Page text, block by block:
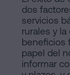
dos
servicios
rurales y
beneficios
papel del
informar